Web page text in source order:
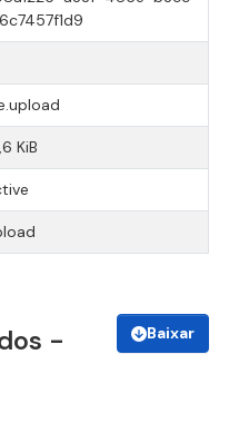
Baixar
-
KiB